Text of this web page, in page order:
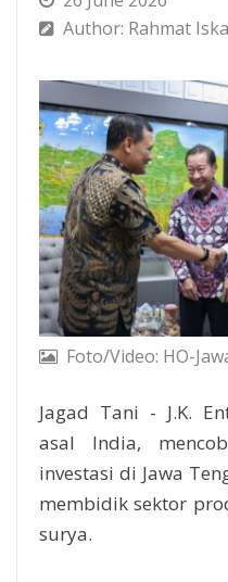
Author: Rahmat
Foto/Video: HO-
Jagad Tani - J.K.
asal India,
investasi di Jawa
membidik sektor
surya.